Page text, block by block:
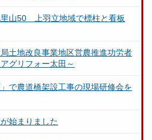
山50 上羽立地域で標柱と看板
土地改良事業地区営農推進功労者
グリフォー太田～
で農道橋架設工事の現場研修会を
始まりました